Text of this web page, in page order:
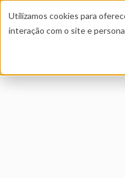
Utilizamos cookies para
interação com o site e